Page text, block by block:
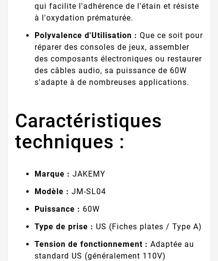
qui facilite l'adhérence de l'étain et résiste
à l'oxydation prématurée.
Polyvalence d'Utilisation : Que ce soit pour
réparer des consoles de jeux, assembler
des composants électroniques ou restaurer
des câbles audio, sa puissance de 60W
s'adapte à de nombreuses applications.
Caractéristiques
techniques :
Marque : JAKEMY
Modèle : JM-SL04
Puissance : 60W
Type de prise : US (Fiches plates / Type A)
Tension de fonctionnement : Adaptée au
standard US (généralement 110V)